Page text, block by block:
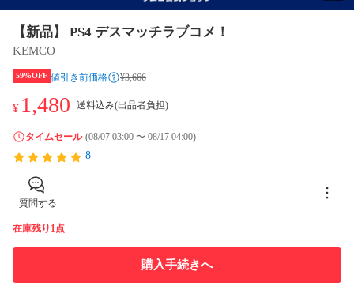
【新品】 PS4 デスマッチラブコメ！
KEMCO
59%OFF 値引き前価格 ¥3,666
¥ 1,480 送料込み(出品者負担)
タイムセール (08/07 03:00 〜 08/17 04:00)
8
質問する
在庫残り1点
購入手続きへ